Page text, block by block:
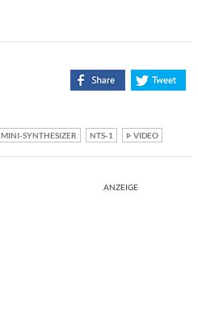
MINI-SYNTHESIZER NTS-1 VIDEO
ANZEIGE